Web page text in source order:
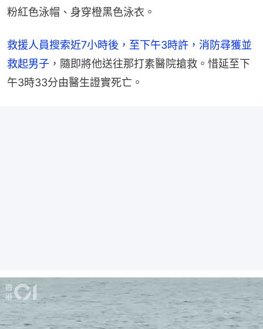
粉紅色泳帽、身穿橙黑色泳衣。
救援人員搜索近7小時後，至下午3時許，消防尋獲並
救起男子 ，隨即將他送往那打素醫院搶救。惜延至下
午3時33分由醫生證實死亡。